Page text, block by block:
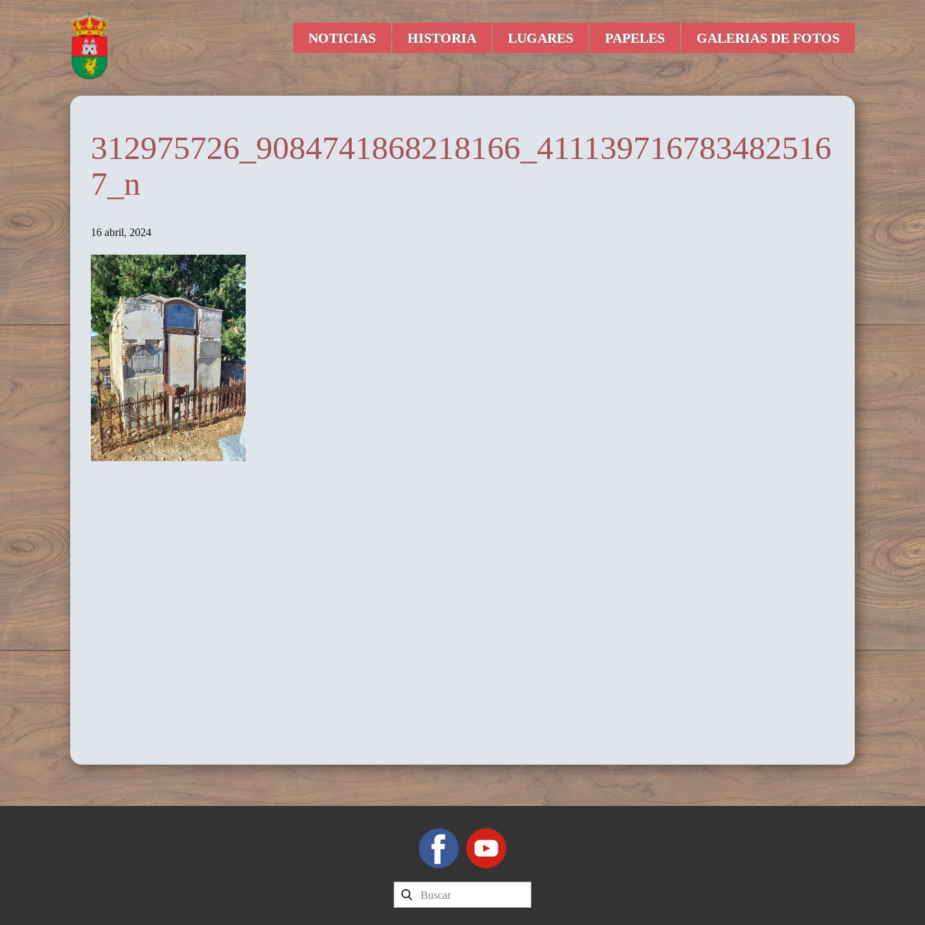
NOTICIAS HISTORIA LUGARES PAPELES GALERIAS DE FOTOS
312975726_9084741868218166_411139716783482516
7_n
16 abril, 2024